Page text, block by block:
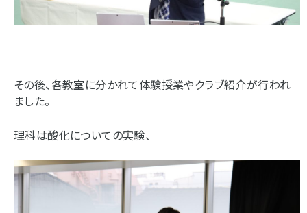
その後、各教室に分かれて体験授業やクラブ紹介が行われ
ました。
理科は酸化についての実験、